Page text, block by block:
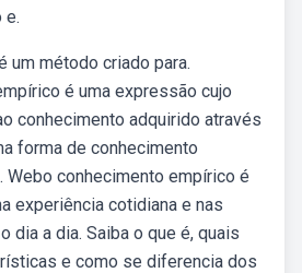
e.
um método criado para.
é uma expressão cujo
conhecimento adquirido através
forma de conhecimento
conhecimento empírico é
experiência cotidiana e nas
dia a dia. Saiba o que é, quais
e como se diferencia dos